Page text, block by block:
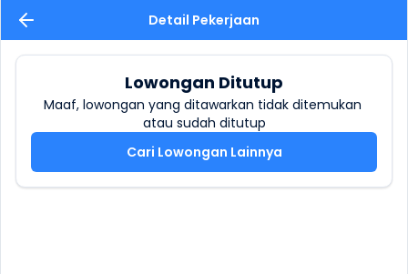
Detail Pekerjaan
Lowongan Ditutup
Maaf, lowongan yang ditawarkan tidak ditemukan
atau sudah ditutup
Cari Lowongan Lainnya